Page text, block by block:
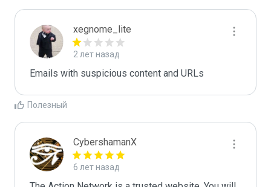
xegnome_lite
2 лет назад
Emails with suspicious content and URLs
Полезный
CybershamanX
6 лет назад